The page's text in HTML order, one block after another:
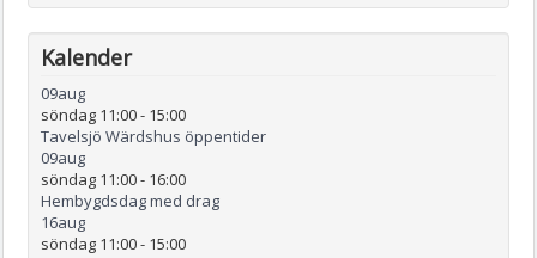
Kalender
09aug
söndag 11:00- 15:00
Tavelsjö Wärdshus öppentider
09aug
söndag 11:00- 16:00
Hembygdsdag med drag
16aug
söndag 11:00- 15:00